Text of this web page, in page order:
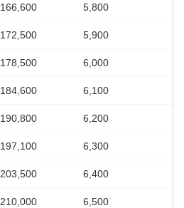
166,600 5,800
172,500 5,900
178,500 6,000
184,600 6,100
190,800 6,200
197,100 6,300
203,500 6,400
210,000 6,500